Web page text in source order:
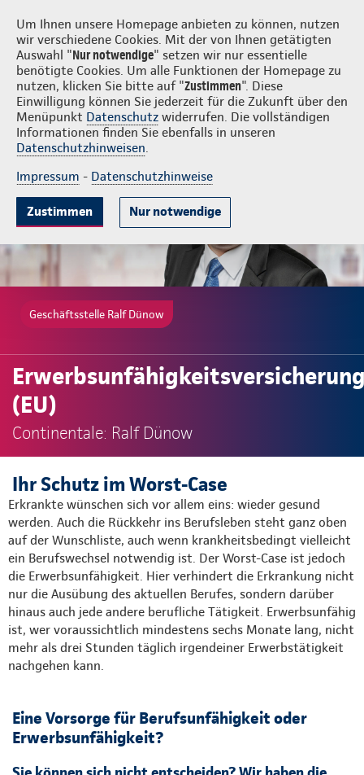
Um Ihnen unsere Homepage anbieten zu können, nutzen
wir verschiedene Cookies. Mit der von Ihnen getätigten
Auswahl "Nur notwendige" setzen wir nur essentielle
benötigte Cookies. Um alle Funktionen der Homepage zu
nutzen, klicken Sie bitte auf "Zustimmen". Diese
Einwilligung können Sie jederzeit für die Zukunft über den
Menüpunkt Datenschutz widerrufen. Die vollständigen
Informationen finden Sie ebenfalls in unseren
Datenschutzhinweisen.
Impressum - Datenschutzhinweise
Zustimmen Nur notwendige
Ralf Dünow Login
Gute Gründe Tarife & Leistungen Wissenswertes Beratung &
Geschäftsstelle Ralf Dünow
(EU)
Continentale: Ralf Dünow
Ihr Schutz im Worst-Case
Erkrankte wünschen sich vor allem eins: wieder gesund
werden. Auch die Rückkehr ins Berufsleben steht ganz oben
auf der Wunschliste, auch wenn krankheitsbedingt vielleicht
ein Berufswechsel notwendig ist. Der Worst-Case ist jedoch
die Erwerbsunfähigkeit. Hier verhindert die Erkrankung nicht
nur die Ausübung des aktuellen Berufes, sondern darüber
hinaus auch jede andere berufliche Tätigkeit. Erwerbsunfähig
ist, wer voraussichtlich mindestens sechs Monate lang, nicht
mehr als drei Stunden täglich irgendeiner Erwerbstätigkeit
nachgehen kann.
Eine Vorsorge für Berufsunfähigkeit oder
Erwerbsunfähigkeit?